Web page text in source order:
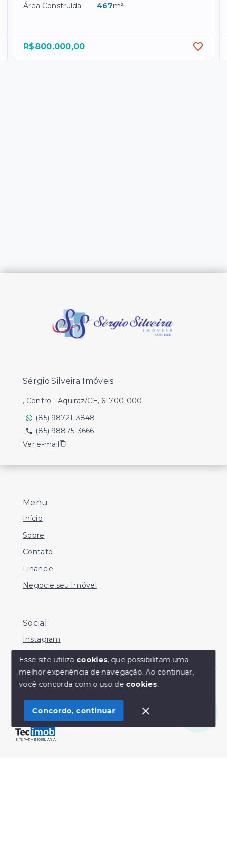
Área Construída
467m²
R$800.000,00
Olá! Estamos disponíveis para te ajudar.
Menu
Início
Sobre
Contato
Financie
Negocie seu Imóvel
Social
Instagram
Facebook
Youtube
© Copyright 2026 - Sérgio Silveira Imóveis - Todos os
direitos reservados
SITE PARA IMOBILIARIA
Sérgio Silveira Imóveis
, Centro - Aquiraz/CE, 61700-000
(85) 98721-3848
(85) 98875-3666
Ver e-mail
Esse site utiliza cookies, que possibilitam uma
melhor experiência de navegação.Ao continuar,
você concorda com o uso de cookies.
Concordo, continuar